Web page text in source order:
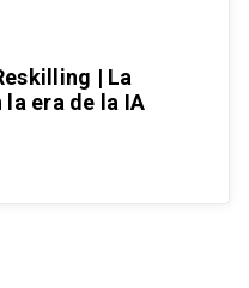
| La
era de la IA